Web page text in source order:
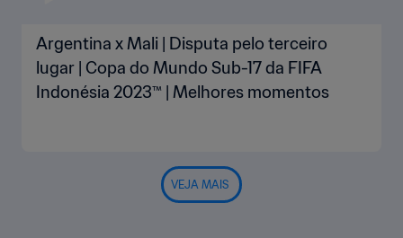
Argentina x Mali | Disputa pelo terceiro
lugar | Copa do Mundo Sub-17 da FIFA
Indonésia 2023™ | Melhores momentos
VEJA MAIS